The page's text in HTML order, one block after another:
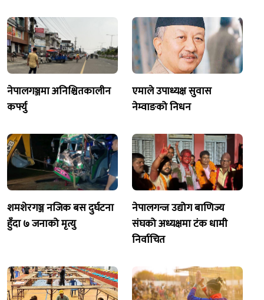
नेपालगञ्जमा अनिश्चितकालीन
कर्फ्यु
एमाले उपाध्यक्ष सुवास
नेम्वाङको निधन
शमशेरगञ्ज नजिक बस दुर्घटना
हुँदा ७ जनाको मृत्यु
नेपालगन्ज उद्योग बाणिज्य
संघको अध्यक्षमा टंक धामी
निर्वाचित